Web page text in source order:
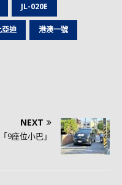
JL-020E
亞迪 港澳一號
NEXT
9座位小巴」